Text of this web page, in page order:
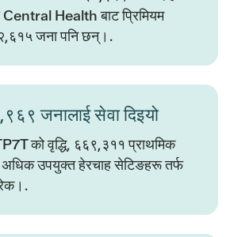
Health बाट प्रिमियम
२,६१५ जना पनि छन्।.
जनालाई सेवा दिइयो
को वृद्धि, ६६९,३११ प्राथमिक
उपयुक्त हेरचाह सेटिङहरू तर्फ